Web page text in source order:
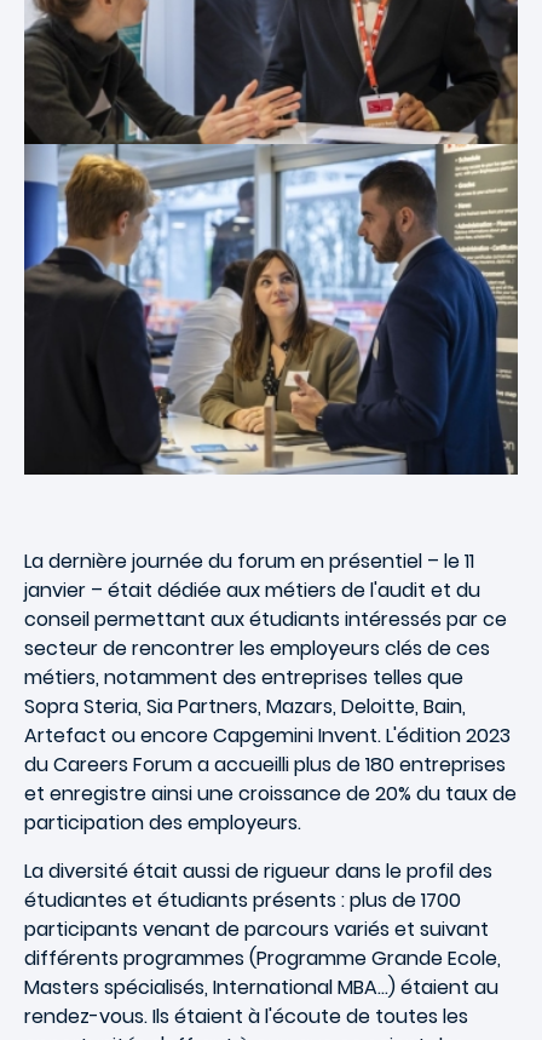
La dernière journée du forum en présentiel – le 11
janvier – était dédiée aux métiers de l'audit et du
conseil permettant aux étudiants intéressés par ce
secteur de rencontrer les employeurs clés de ces
métiers, notamment des entreprises telles que
Sopra Steria, Sia Partners, Mazars, Deloitte, Bain,
Artefact ou encore Capgemini Invent. L'édition 2023
du Careers Forum a accueilli plus de 180 entreprises
et enregistre ainsi une croissance de 20% du taux de
participation des employeurs.
La diversité était aussi de rigueur dans le profil des
étudiantes et étudiants présents : plus de 1700
participants venant de parcours variés et suivant
différents programmes (Programme Grande Ecole,
Masters spécialisés, International MBA…) étaient au
rendez-vous. Ils étaient à l'écoute de toutes les